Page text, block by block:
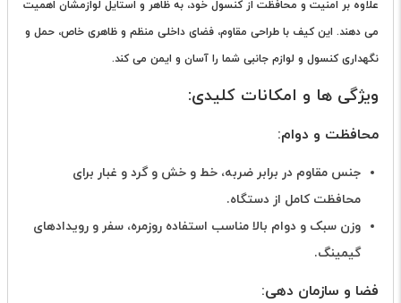
علاوه بر امنیت و محافظت از کنسول خود، به ظاهر و استایل لوازمشان اهمیت
می دهند. این کیف با طراحی مقاوم، فضای داخلی منظم و ظاهری خاص، حمل و
نگهداری کنسول و لوازم جانبی شما را آسان و ایمن می کند.
ویژگی ها و امکانات کلیدی:
محافظت و دوام:
جنس مقاوم در برابر ضربه، خط و خش و گرد و غبار برای
محافظت کامل از دستگاه.
وزن سبک و دوام بالا مناسب استفاده روزمره، سفر و رویدادهای
گیمینگ.
فضا و سازمان دهی: